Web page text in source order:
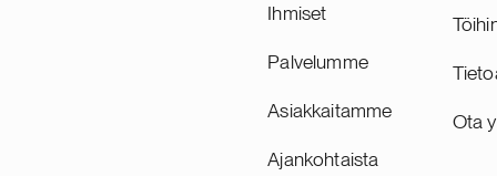
Ihmiset
Palvelumme
Asiakkaitamme
Ajankohtaista
Ota